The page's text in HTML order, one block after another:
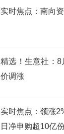
实时焦点：南向
精选！生意社：
价调涨
实时焦点：领涨
日净申购超10亿份